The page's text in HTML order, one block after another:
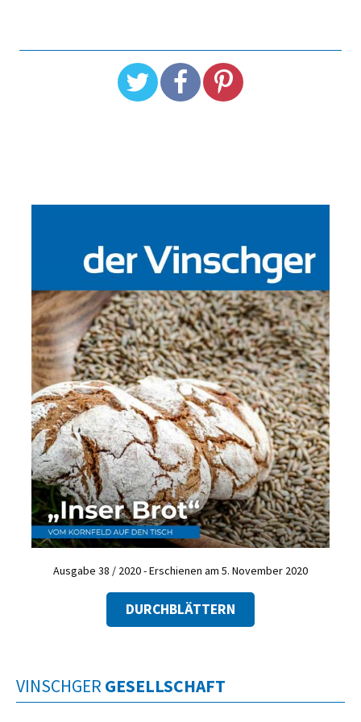
Ausgabe 38 / 2020 - Erschienen am 5. November 2020
DURCHBLÄTTERN
VINSCHGER GESELLSCHAFT